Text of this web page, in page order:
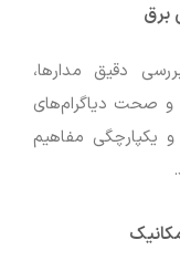
برق
دقیق مدارها،
و صحت دیاگرام‌های
و یکپارچگی مفاهیم